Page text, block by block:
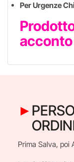
Per Urgenze
acconto
Prima Salva, poi